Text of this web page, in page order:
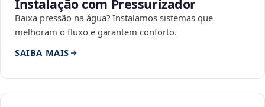
Instalação com Pressurizador
Baixa pressão na água? Instalamos sistemas que
melhoram o fluxo e garantem conforto.
SAIBA MAIS